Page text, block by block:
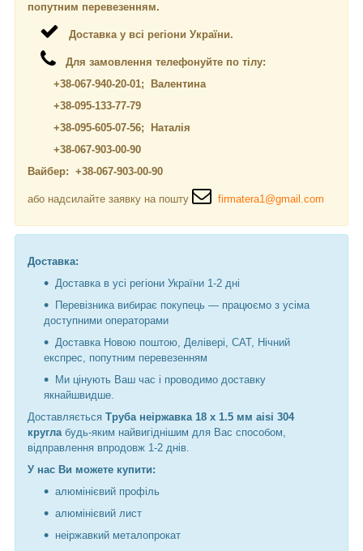
попутним перевезенням.
Доставка у всі регіони України.
Для замовлення телефонуйте по тілу:
+38-067-940-20-01; Валентина
+38-095-133-77-79
+38-095-605-07-56; Наталія
+38-067-903-00-90
Вайбер: +38-067-903-00-90
або надсилайте заявку на пошту firmatera1@gmail.com
Доставка:
Доставка в усі регіони України 1-2 дні
Перевізника вибирає покупець — працюємо з усіма
доступними операторами
Доставка Новою поштою, Делівері, САТ, Нічний
експрес, попутним перевезенням
Ми цінують Ваш час і проводимо доставку
якнайшвидше.
Доставляється Труба неіржавка 18 х 1.5 мм aisi 304
кругла будь-яким найвигіднішим для Вас способом,
відправлення впродовж 1-2 днів.
У нас Ви можете купити:
алюмінієвий профіль
алюмінієвий лист
неіржавкий металопрокат